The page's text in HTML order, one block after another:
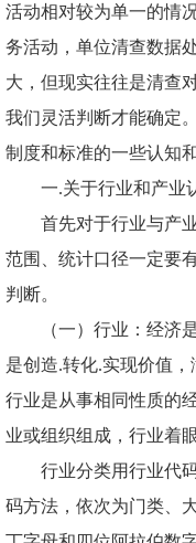
活动相对较为单一的情
务活动，单位清查数据
大，但现实往往是清查
我们灵活判断才能确定
制度和标准的一些认知
一.关于行业和产业
首先对于行业与产
范围、统计口径一定要
判断。
（一）行业：经济
是创造.转化.实现价值，
行业是从事相同性质的
业或组织组成，行业着
行业分类用行业代
码方法，依次为门类、